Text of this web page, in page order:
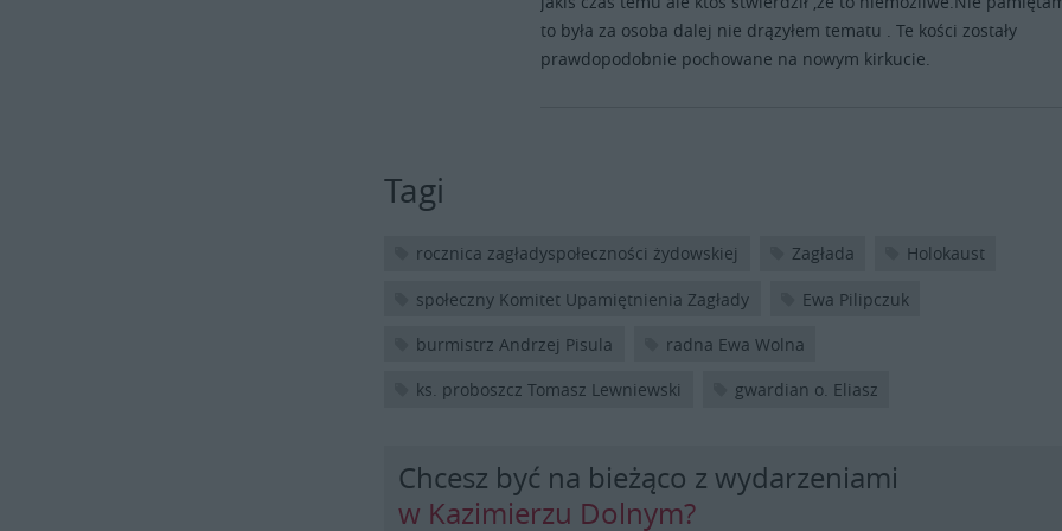
to była za osoba dalej nie drązyłem tematu . Te kości zostały
prawdopodobnie pochowane na nowym kirkucie.
Tagi
rocznica zagładyspołeczności żydowskiej Zagłada Holokaust
społeczny Komitet Upamiętnienia Zagłady Ewa Pilipczuk
burmistrz Andrzej Pisula radna Ewa Wolna
ks. proboszcz Tomasz Lewniewski gwardian o. Eliasz
Chcesz być na bieżąco z wydarzeniami
w Kazimierzu Dolnym?